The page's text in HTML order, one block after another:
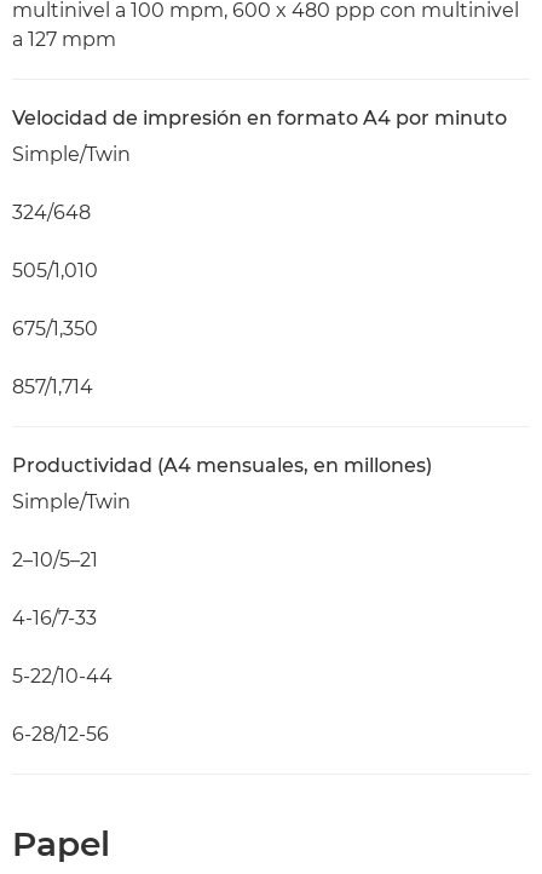
multinivel a 100 mpm, 600 x 480 ppp con multinivel
a 127 mpm
Velocidad de impresión en formato A4 por minuto
Simple/Twin
324/648
505/1,010
675/1,350
857/1,714
Productividad (A4 mensuales, en millones)
Simple/Twin
2–10/5–21
4-16/7-33
5-22/10-44
6-28/12-56
Papel